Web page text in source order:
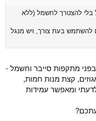
בלי להצטרך לחשמל (ללא
להשתמש בעת צורך, ויש מנגל
מתקפות סייבר וחשמל -
קצת מנות חמות,
ומאפשר עמידות